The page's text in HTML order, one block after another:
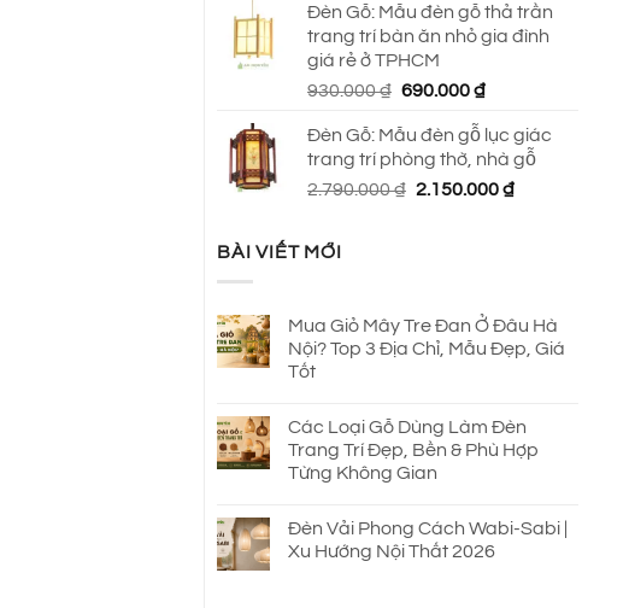
là:
990.000 ₫.
tại
là:
Đèn Gỗ: Mẫu đèn gỗ thả trần
trang trí bàn ăn nhỏ gia đình
giá rẻ ở TPHCM
930.000₫ Giá
là:
930.000 ₫.
690.000₫Giá
tại
là:
690.000 ₫.
Đèn Gỗ: Mẫu đèn gỗ lục giác
trang trí phòng thờ, nhà gỗ
2.790.000₫ Giá
2.150.000₫Giá
BÀI VIẾT MỚI
Mua Giỏ Mây Tre Đan Ở Đâu Hà
Nội? Top 3 Địa Chỉ, Mẫu Đẹp, Giá
Tốt
Các Loại Gỗ Dùng Làm Đèn
Trang Trí Đẹp, Bền & Phù Hợp
Từng Không Gian
Đèn Vải Phong Cách Wabi-Sabi |
Xu Hướng Nội Thất 2026